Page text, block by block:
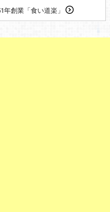
年創業「食い道楽」